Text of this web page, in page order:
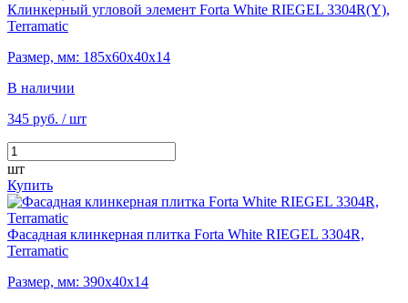
Клинкерный угловой элемент Forta White RIEGEL 3304R(Y),
Terramatic
Размер, мм: 185х60х40х14
В наличии
345 руб. / шт
шт
Купить
Фасадная клинкерная плитка Forta White RIEGEL 3304R,
Terramatic
Размер, мм: 390х40х14